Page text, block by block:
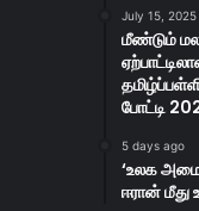
July 15, 2025
மீண்டும்
போட்டி
5 days ago
‘உலக
ஈரான் மீது